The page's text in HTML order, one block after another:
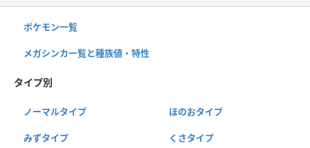
ポケモン一覧
メガシンカ一覧と種族値・特性
タイプ別
ノーマルタイプ ほのおタイプ
みずタイプ くさタイプ